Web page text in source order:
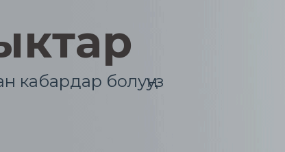
кабардар болуңуз